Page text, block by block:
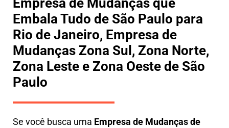
Empresa de Mudanças que
Embala Tudo de São Paulo para
Rio de Janeiro, Empresa de
Mudanças Zona Sul, Zona Norte,
Zona Leste e Zona Oeste de São
Paulo
Se você busca uma Empresa de Mudanças de